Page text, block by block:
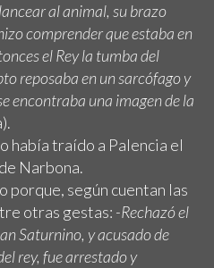
al animal, su brazo
comprender que estaba en
el Rey la tumba del
reposaba en un sarcófago y
encontraba una imagen de la
había traído a Palencia el
Narbona.
porque, según cuentan las
otras gestas: -Rechazó el
Saturnino, y acusado de
rey, fue arrestado y